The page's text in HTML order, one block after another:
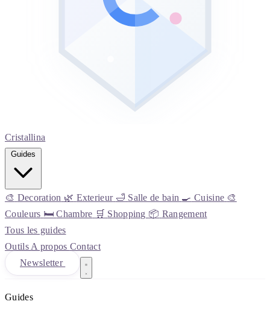
Cristallina
🎨 Decoration 🌿 Exterieur 🛁 Salle de bain 🍳 Cuisine 🎨
Couleurs 🛏️ Chambre 🛒 Shopping 📦 Rangement
Tous les guides
Outils A propos Contact
Newsletter
Guides